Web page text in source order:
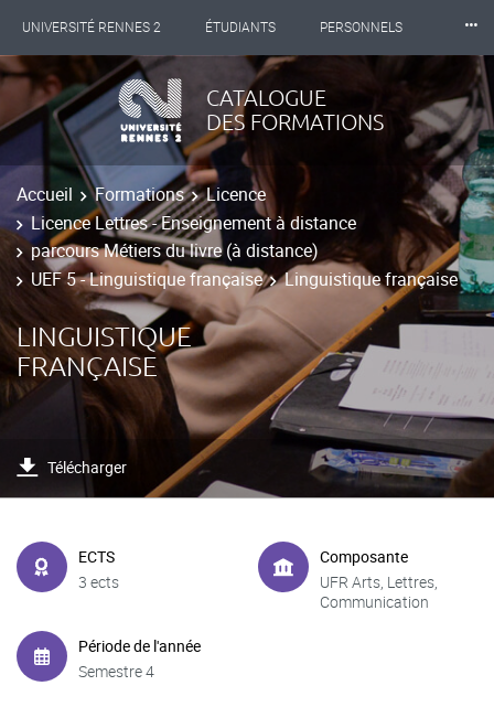
UNIVERSITÉ RENNES 2 ÉTUDIANTS PERSONNELS
INTERNATIONAL PROFESSIONNELS BIBLIOTHÈQUES
LES NOUVELLES DE RENNES 2
⸱⸱⸱
CATALOGUE
DES FORMATIONS
Accueil Formations
Licence
Licence Lettres - Enseignement à distance
parcours Métiers du livre (à distance)
UEF 5 - Linguistique française
Linguistique française
LINGUISTIQUE
FRANÇAISE
Télécharger
ECTS
3 ects
Composante
UFR Arts, Lettres,
Communication
Période de l'année
Semestre 4